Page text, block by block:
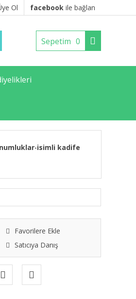
Ol facebook ile bağlan
Sepetim 0
-isimli kadife
Favorilere Ekle
Satıcıya Danış